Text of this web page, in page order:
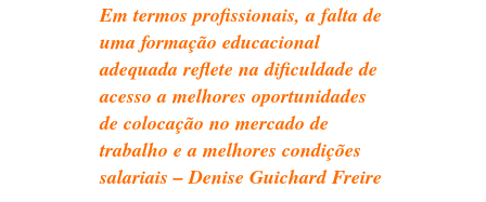
Em termos profissionais, a falta de
uma formação educacional
adequada reflete na dificuldade de
acesso a melhores oportunidades
de colocação no mercado de
trabalho e a melhores condições
salariais – Denise Guichard Freire